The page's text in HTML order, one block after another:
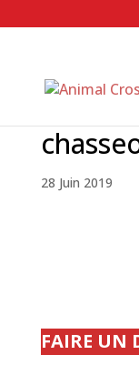
28 Juin 2019
FAIRE UN